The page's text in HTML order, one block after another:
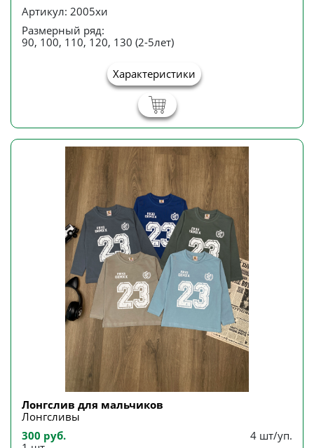
Артикул: 2005хи
Размерный ряд:
90, 100, 110, 120, 130 (2-5лет)
Характеристики
Лонгслив для мальчиков
Лонгсливы
300 руб.
4 шт/уп.